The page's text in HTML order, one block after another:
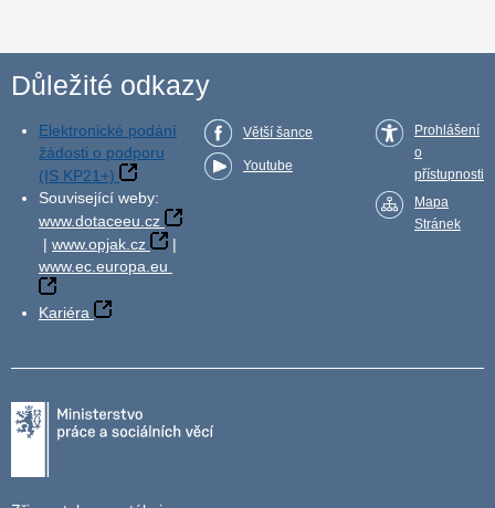
Důležité odkazy
Elektronické podání
žádosti o podporu
(IS KP21+)
Související weby:
www.dotaceeu.cz
| www.opjak.cz
|
www.ec.europa.eu
Kariéra
Větší šance
Youtube
Prohlášení
o
přístupnosti
Mapa
Stránek